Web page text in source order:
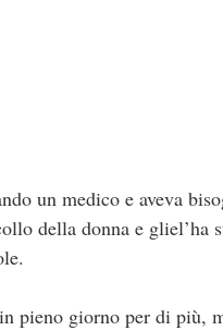
un medico e aveva
della donna e gliel’ha
pieno giorno per di più,